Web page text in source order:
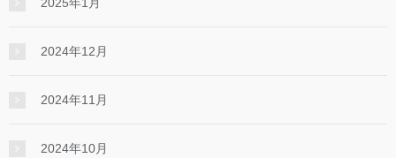
2024年12月
2024年11月
2024年10月